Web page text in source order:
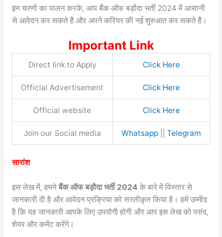
इन चरणों का पालन करके, आप बैंक ऑफ बड़ौदा भर्ती 2024 में आसानी
से आवेदन कर सकते हैं और अपने करियर की नई शुरुआत कर सकते हैं।
Important Link
Direct link to Apply Click Here
Official Advertisement Click Here
Official website Click Here
Join our Social media Whatsapp ||Telegram
सारांश
इस लेख में, हमनेबैंक ऑफ बड़ौदा भर्ती 2024 के बारे में विस्तार से
जानकारी दी है और आवेदन प्रक्रिया को सरलीकृत किया है। हमें उम्मीद
है कि यह जानकारी आपके लिए उपयोगी होगी और आप इस लेख को पसंद,
शेयर और कमेंट करेंगे।